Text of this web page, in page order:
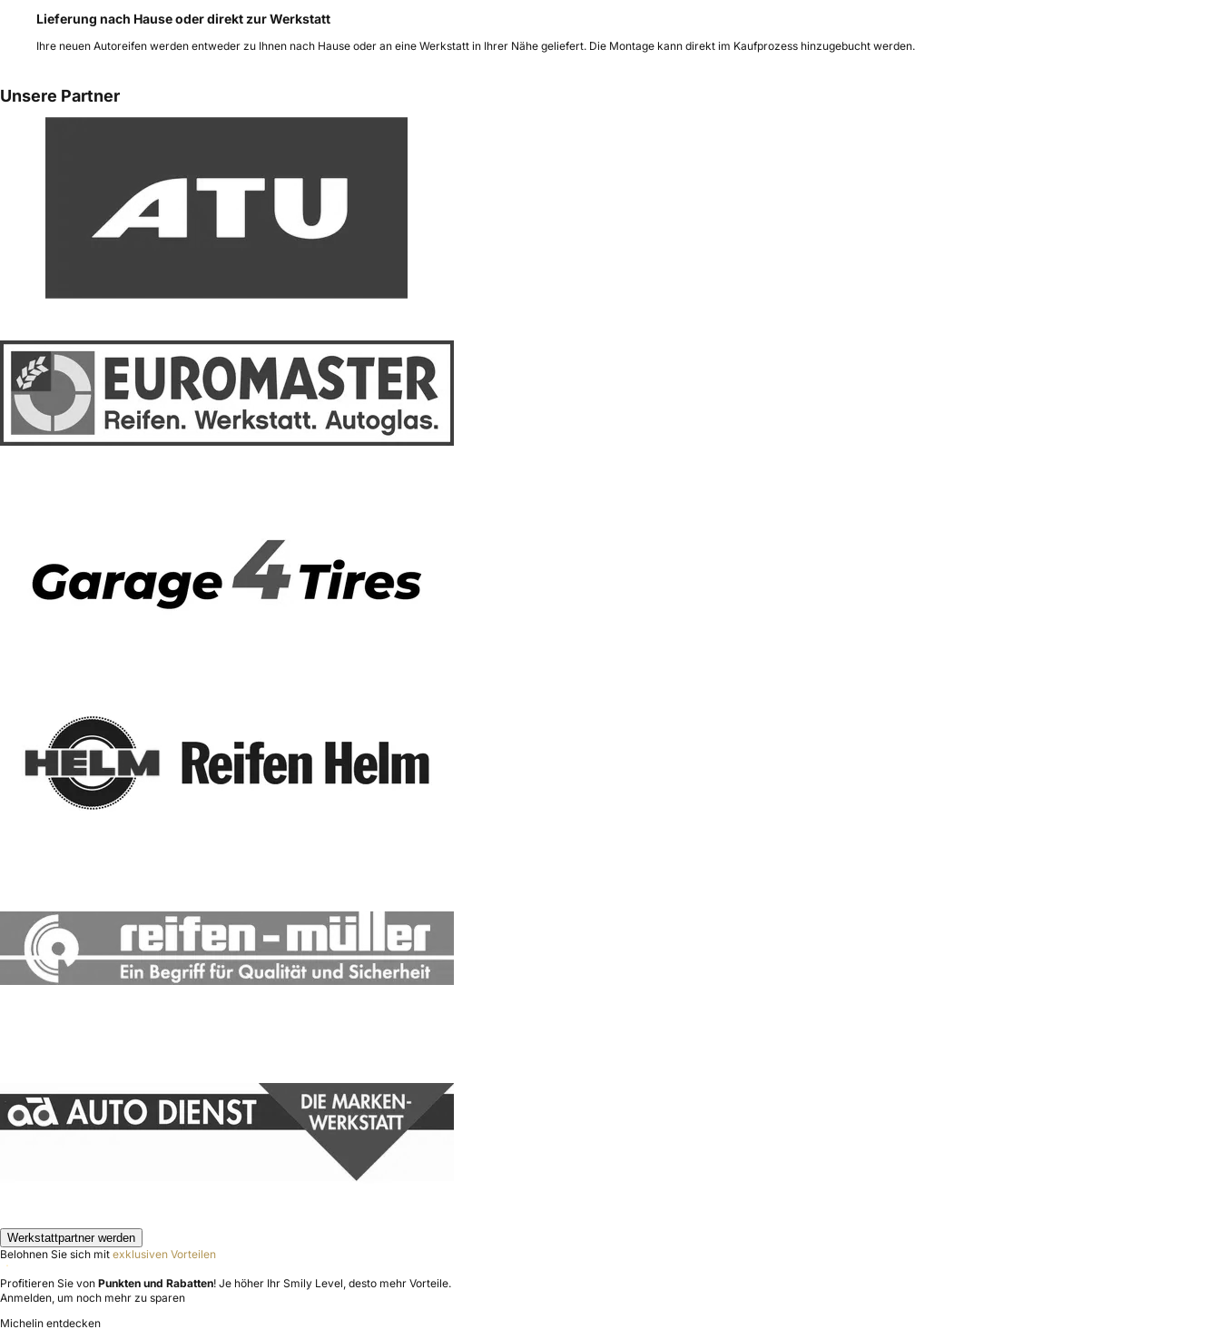
Lieferung nach Hause oder direkt zur Werkstatt
Ihre neuen Autoreifen werden entweder zu Ihnen nach Hause oder an eine Werkstatt in Ihrer Nähe geliefert. Die Montage kann direkt im Kaufprozess hinzugebucht werden.
Unsere Partner
Werkstattpartner werden
Belohnen Sie sich mit exklusiven Vorteilen
Profitieren Sie von Punkten und Rabatten! Je höher Ihr Smily Level, desto mehr Vorteile.
Anmelden, um noch mehr zu sparen
Michelin entdecken